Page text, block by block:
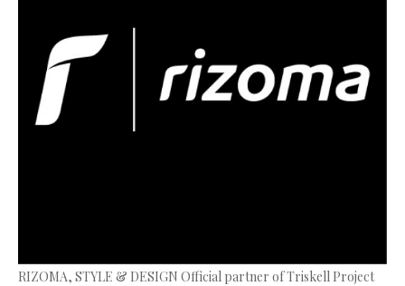
RIZOMA, STYLE & DESIGN Official partner of Triskell Project